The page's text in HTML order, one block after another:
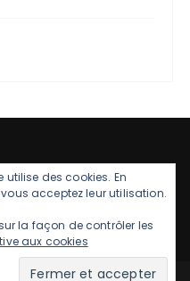
des cookies. En
acceptez leur utilisation.
la façon de contrôler les
aux cookies